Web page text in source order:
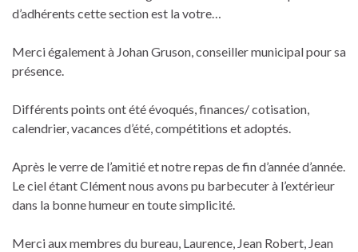
d’adhérents cette section est la votre…
Merci également à Johan Gruson, conseiller municipal pour sa
présence.
Différents points ont été évoqués, finances/ cotisation,
calendrier, vacances d’été, compétitions et adoptés.
Après le verre de l’amitié et notre repas de fin d’année d’année.
Le ciel étant Clément nous avons pu barbecuter à l’extérieur
dans la bonne humeur en toute simplicité.
Merci aux membres du bureau, Laurence, Jean Robert, Jean